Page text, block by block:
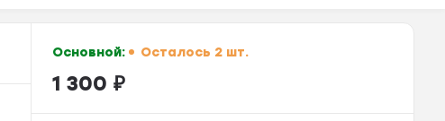
Основной: Осталось 2 шт.
1 300 ₽